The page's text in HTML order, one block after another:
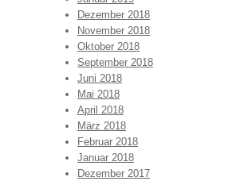
Dezember 2018
November 2018
Oktober 2018
September 2018
Juni 2018
Mai 2018
April 2018
März 2018
Februar 2018
Januar 2018
Dezember 2017